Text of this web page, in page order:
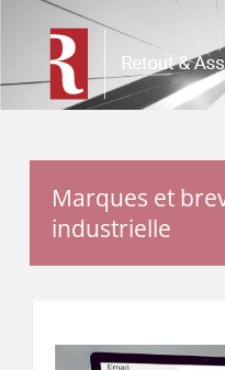
Marques et
industrielle